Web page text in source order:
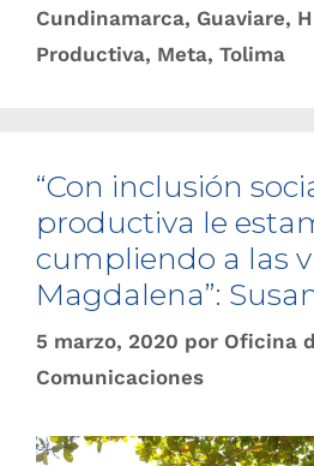
Cundinamarca, Guaviare,
Productiva, Meta, Tolima
“Con inclusión
productiva le
cumpliendo a las
Magdalena”:
5 marzo, 2020 por Oficina
Comunicaciones